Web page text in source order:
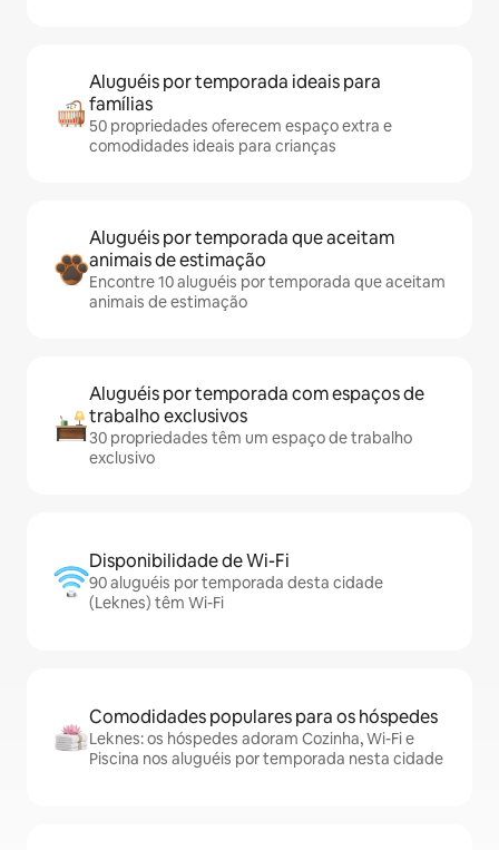
Aluguéis por temporada ideais para
famílias
50 propriedades oferecem espaço extra e
comodidades ideais para crianças
Aluguéis por temporada que aceitam
animais de estimação
Encontre 10 aluguéis por temporada que aceitam
animais de estimação
Aluguéis por temporada com espaços de
trabalho exclusivos
30 propriedades têm um espaço de trabalho
exclusivo
Disponibilidade de Wi-Fi
90 aluguéis por temporada desta cidade
(Leknes) têm Wi-Fi
Comodidades populares para os hóspedes
Leknes: os hóspedes adoram Cozinha, Wi-Fi e
Piscina nos aluguéis por temporada nesta cidade